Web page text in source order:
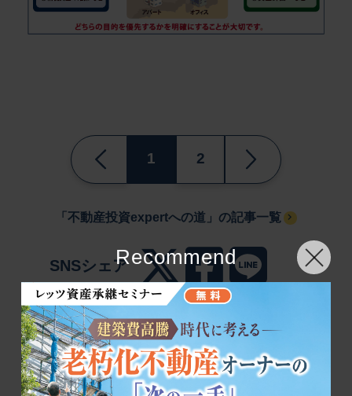
1 2
「不動産投資expertへの道」の記事一覧
SNSシェアRecommend